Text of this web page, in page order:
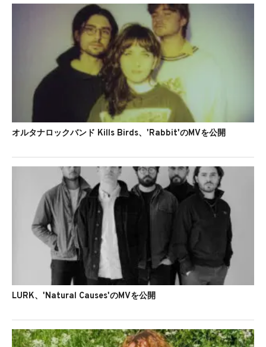
オルタナロックバンド Kills Birds、'Rabbit'のMVを公開
LURK、'Natural Causes'のMVを公開